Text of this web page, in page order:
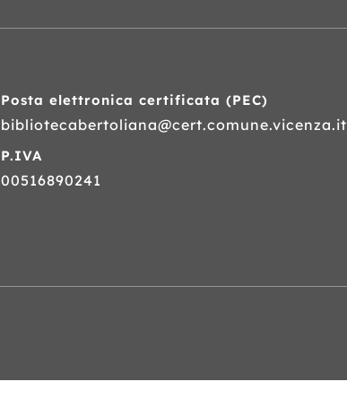
Posta elettronica certificata (PEC)
bibliotecabertoliana@cert.comune.vicenza.it
P.IVA
00516890241